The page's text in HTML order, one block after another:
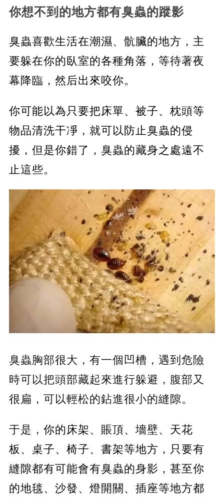
你想不到的地方都有臭蟲的蹤影
臭蟲喜歡生活在潮濕、骯臟的地方，主
要躲在你的臥室的各種角落，等待著夜
幕降臨，然后出來咬你。
你可能以為只要把床單、被子、枕頭等
物品清洗干凈，就可以防止臭蟲的侵
擾，但是你錯了，臭蟲的藏身之處遠不
止這些。
臭蟲胸部很大，有一個凹槽，遇到危險
時可以把頭部藏起來進行躲避，腹部又
很扁，可以輕松的鉆進很小的縫隙。
于是， 你的床架、賬頂、墻壁、天花
板、桌子、椅子、書架等地方，只要有
縫隙都有可能會有臭蟲的身影，甚至你
的地毯、沙發、燈開關、插座等地方都